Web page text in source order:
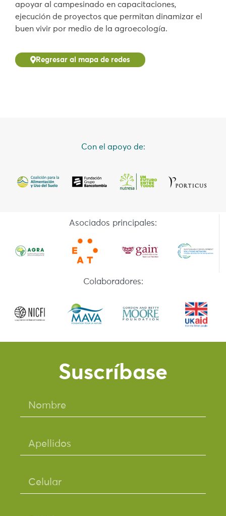
apoyar al campesinado en capacitaciones,
ejecución de proyectos que permitan dinamizar el
buen vivir por medio de la agroecología.
Regresar al mapa de redes
Con el apoyo de:
Asociados principales:
Colaboradores:
Suscríbase